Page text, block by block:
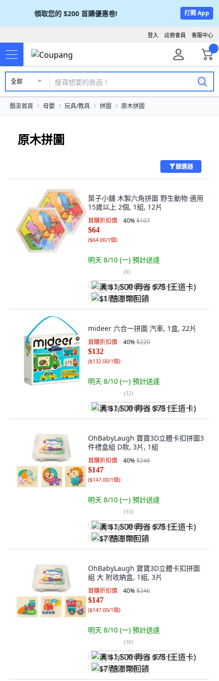
領取您的 $200 首購優惠卷! 打開 App
客服中心
註冊會員
登入
全部
酷澎首頁 母嬰 玩具/教具 拼圖 原木拼圖
原木拼圖
篩選器
葉子小舖 木製六角拼圖 野生動物 適用
15歲以上 2個, 1組, 12片
首購折扣價 40%$107
$64
($64.00/1個)
明天 8/10 (一) 預計送達
(6)
满 $1,500 再省 $75 (王道卡)
$1 酷澎幣回饋
mideer 六合一拼圖 汽車, 1盒, 22片
首購折扣價 40%$220
$132
($132.00/1個)
明天 8/10 (一) 預計送達
(32)
满 $1,500 再省 $75 (王道卡)
OhBabyLaugh 寶寶3D立體卡扣拼圖3
件禮盒組 D款, 3片, 1組
首購折扣價 40%$246
$147
($147.00/1個)
明天 8/10 (一) 預計送達
(33)
满 $1,500 再省 $75 (王道卡)
$7 酷澎幣回饋
OhBabyLaugh 寶寶3D立體卡扣拼圖
組 大 附收納盒, 1組, 3片
首購折扣價 40%$246
$147
($147.00/1個)
明天 8/10 (一) 預計送達
(30)
满 $1,500 再省 $75 (王道卡)
$7 酷澎幣回饋